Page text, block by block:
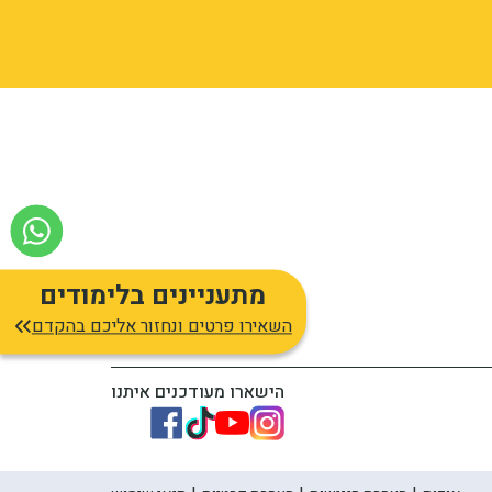
מתעניינים בלימודים
השאירו פרטים ונחזור אליכם בהקדם
הישארו מעודכנים איתנו